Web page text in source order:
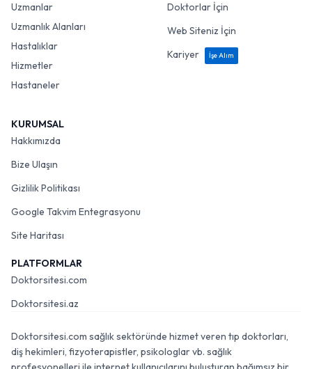
Uzmanlar
Uzmanlık Alanları
Hastalıklar
Hizmetler
Hastaneler
Doktorlar İçin
Web Siteniz İçin
Kariyer
İşe Alım
KURUMSAL
Hakkımızda
Bize Ulaşın
Gizlilik Politikası
Google Takvim Entegrasyonu
Site Haritası
PLATFORMLAR
Doktorsitesi.com
Doktorsitesi.az
Doktorsitesi.com sağlık sektöründe hizmet veren tıp doktorları,
diş hekimleri, fizyoterapistler, psikologlar vb. sağlık